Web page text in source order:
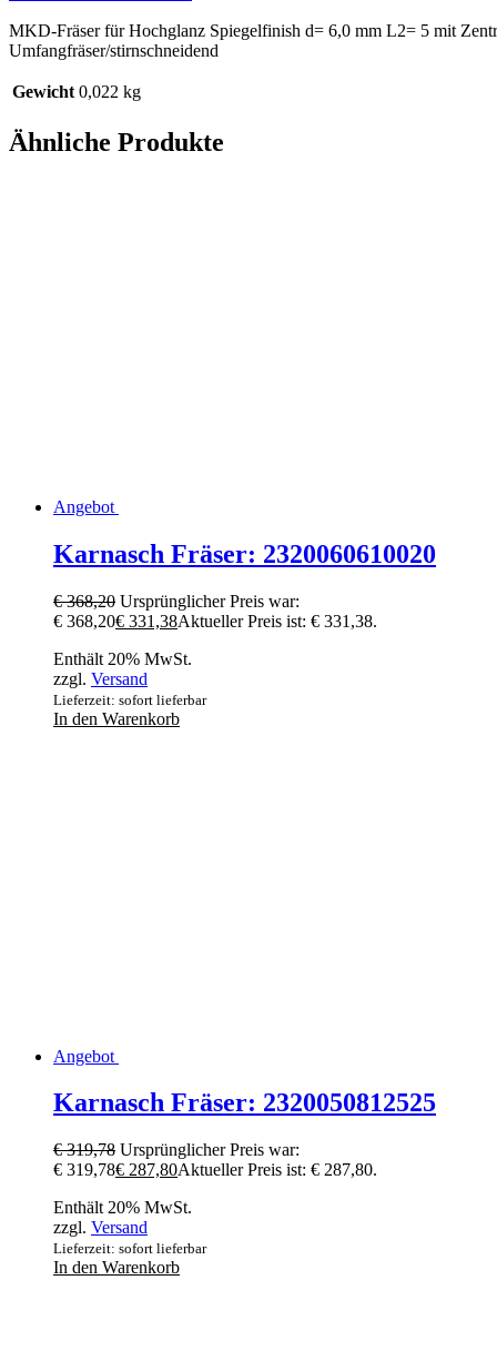
MKD-Fräser für Hochglanz Spiegelfinish d= 6,0 mm L2= 5 mit
Umfangfräser/stirnschneidend
Gewicht 0,022 kg
Ähnliche Produkte
Angebot
Karnasch Fräser: 2320060610020
€368,20 Ursprünglicher Preis war:
€ 368,20€ 331,38Aktueller Preis ist: € 331,38.
Enthält 20% MwSt.
zzgl. Versand
Lieferzeit: sofort lieferbar
In den Warenkorb
Angebot
Karnasch Fräser: 2320050812525
€319,78 Ursprünglicher Preis war:
€ 319,78€ 287,80Aktueller Preis ist: € 287,80.
Enthält 20% MwSt.
zzgl. Versand
Lieferzeit: sofort lieferbar
In den Warenkorb